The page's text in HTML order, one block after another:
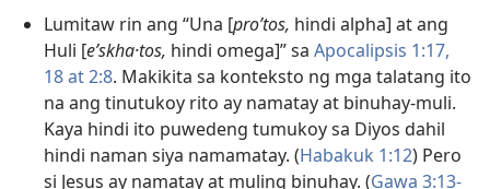
Lumitaw rin ang “Una [pro’tos, hindi alpha] at ang
Huli [e’skha·tos, hindi omega]” sa Apocalipsis 1:17,
18 at2:8. Makikita sa konteksto ng mga talatang ito
na ang tinutukoy rito ay namatay at binuhay-muli.
Kaya hindi ito puwedeng tumukoy sa Diyos dahil
hindi naman siya namamatay. (Habakuk 1:12) Pero
si Jesus ay namatay at muling binuhay. (Gawa 3:13-